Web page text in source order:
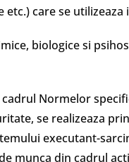
care se utilizeaza
biologice si
Normelor
se realizeaza
executant-
munca din cadrul